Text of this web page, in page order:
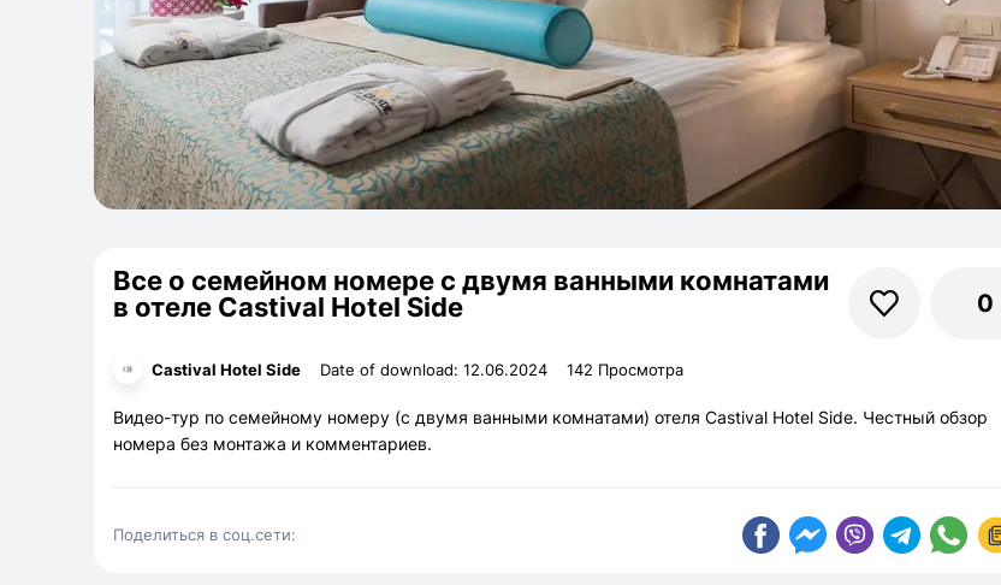
Все о семейном номере с двумя ванными комнатами
в отеле Castival Hotel Side
0
Castival Hotel Side Date of download: 12.06.2024 142 Просмотра
Видео-тур по семейному номеру (с двумя ванными комнатами) отеля Castival Hotel Side. Честный обзор
номера без монтажа и комментариев.
Поделиться в соц.сети: